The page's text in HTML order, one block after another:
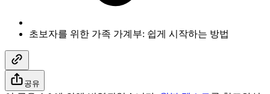
초보자를 위한 가족 가계부: 쉽게 시작하는 방법
공유